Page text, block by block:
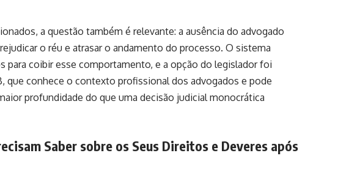
a questão também é relevante: a ausência do advogado
o réu e atrasar o andamento do processo. O sistema
para coibir esse comportamento, e a opção do legislador foi
que conhece o contexto profissional dos advogados e pode
profundidade do que uma decisão judicial monocrática
Saber sobre os Seus Direitos e Deveres após